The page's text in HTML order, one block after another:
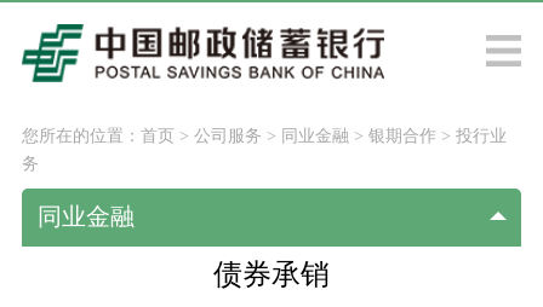
您所在的位置： 首页> 公司服务 > 同业金融 > 银期合作> 投行业
务
同业金融
债券承销